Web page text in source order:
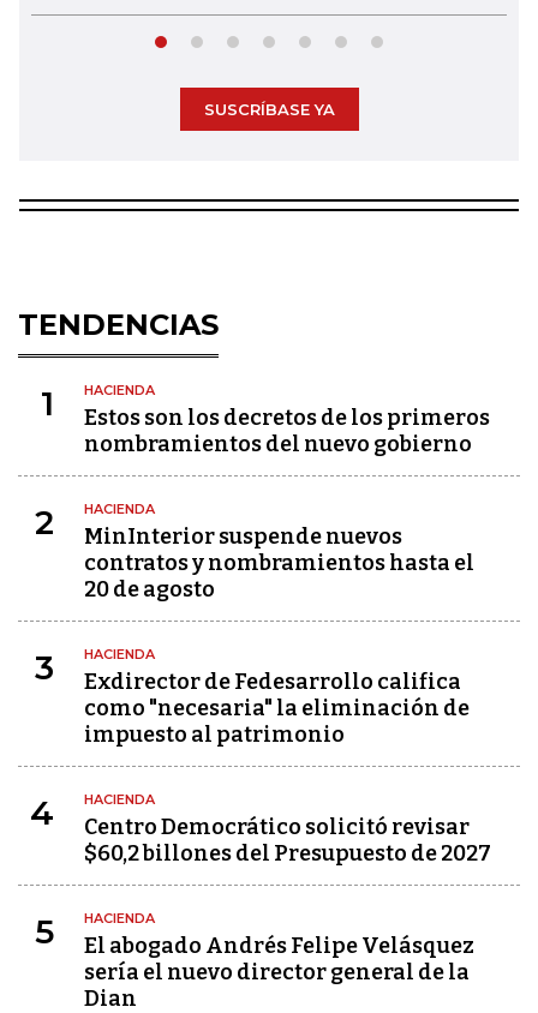
SUSCRÍBASE YA
TENDENCIAS
1 HACIENDA
Estos son los decretos de los primeros
nombramientos del nuevo gobierno
2 HACIENDA
MinInterior suspende nuevos
contratos y nombramientos hasta el
20 de agosto
3 HACIENDA
Exdirector de Fedesarrollo califica
como "necesaria" la eliminación de
impuesto al patrimonio
4 HACIENDA
Centro Democrático solicitó revisar
$60,2 billones del Presupuesto de 2027
5 HACIENDA
El abogado Andrés Felipe Velásquez
sería el nuevo director general de la
Dian